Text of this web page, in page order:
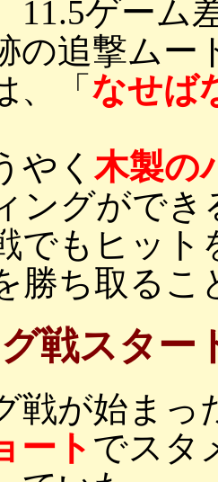
11.5ゲーム
の追撃ムー
、「 なせば
やく 木製の
ングがで
でもヒット
勝ち取るこ
戦スター
戦が始まっ
ート でスタ